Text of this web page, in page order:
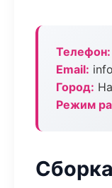
Телефон:
Email:
Город:
Режим